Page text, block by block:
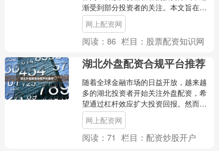
渐受到部分投资者的关注。本文旨在为
投资者提供一份清晰的配资服务指南，
帮助理解杠杆操作的核心....
网上配资网
阅读：86 栏目： 股票配资知识网
湖北外盘配资合规平台推荐
随着全球金融市场的日益开放，越来越
多的湖北投资者开始关注外盘配资，希
望通过杠杆效应扩大投资回报。然而，
面对市场上众多配资平台，如何选择合
规、安全的外盘配资平台成....
网上配资网
阅读：71 栏目： 配资炒股开户